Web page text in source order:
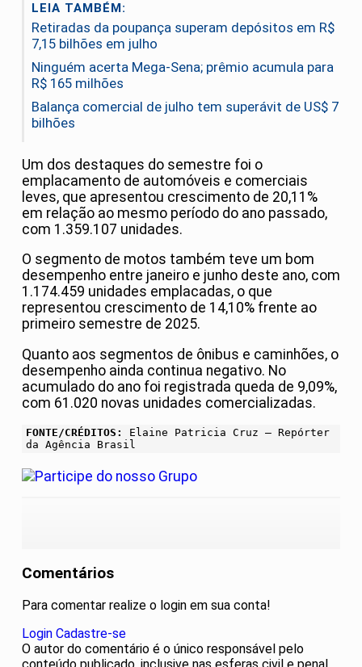
LEIA TAMBÉM:
Retiradas da poupança superam depósitos em R$
7,15 bilhões em julho
Ninguém acerta Mega-Sena; prêmio acumula para
R$ 165 milhões
Balança comercial de julho tem superávit de US$ 7
bilhões
Um dos destaques do semestre foi o
emplacamento de automóveis e comerciais
leves, que apresentou crescimento de 20,11%
em relação ao mesmo período do ano passado,
com 1.359.107 unidades.
O segmento de motos também teve um bom
desempenho entre janeiro e junho deste ano, com
1.174.459 unidades emplacadas, o que
representou crescimento de 14,10% frente ao
primeiro semestre de 2025.
Quanto aos segmentos de ônibus e caminhões, o
desempenho ainda continua negativo. No
acumulado do ano foi registrada queda de 9,09%,
com 61.020 novas unidades comercializadas.
FONTE/CRÉDITOS:
Elaine Patricia Cruz – Repórter
da Agência Brasil
Comentários
Para comentar realize o login em sua conta!
Login Cadastre-se
O autor do comentário é o único responsável pelo